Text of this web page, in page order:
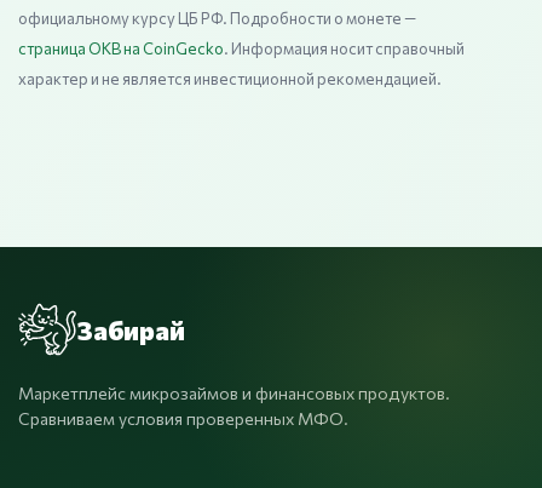
официальному курсу ЦБ РФ. Подробности о монете —
страница OKB на CoinGecko. Информация носит справочный
характер и не является инвестиционной рекомендацией.
Забирай
Маркетплейс микрозаймов и финансовых продуктов.
Сравниваем условия проверенных МФО.